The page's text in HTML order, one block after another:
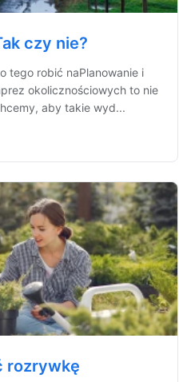
czy nie?
tego robić naPlanowanie i
okolicznościowych to nie
aby takie wyd...
rozrywkę